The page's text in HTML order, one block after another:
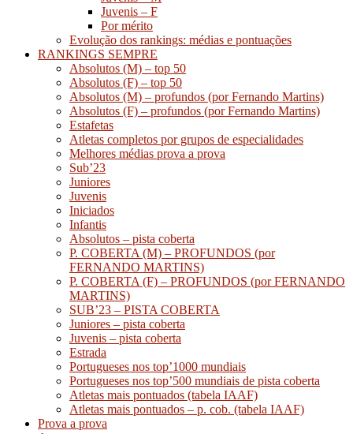
Juvenis – F
Por mérito
Evolução dos rankings: médias e pontuações
RANKINGS SEMPRE
Absolutos (M) – top 50
Absolutos (F) – top 50
Absolutos (M) – profundos (por Fernando Martins)
Absolutos (F) – profundos (por Fernando Martins)
Estafetas
Atletas completos por grupos de especialidades
Melhores médias prova a prova
Sub’23
Juniores
Juvenis
Iniciados
Infantis
Absolutos – pista coberta
P. COBERTA (M) – PROFUNDOS (por
FERNANDO MARTINS)
P. COBERTA (F) – PROFUNDOS (por FERNANDO
MARTINS)
SUB’23 – PISTA COBERTA
Juniores – pista coberta
Juvenis – pista coberta
Estrada
Portugueses nos top’1000 mundiais
Portugueses nos top’500 mundiais de pista coberta
Atletas mais pontuados (tabela IAAF)
Atletas mais pontuados – p. cob. (tabela IAAF)
Prova a prova